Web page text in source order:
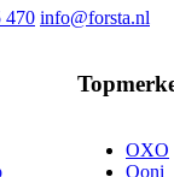
470 info@forsta.nl
OXO
Ooni